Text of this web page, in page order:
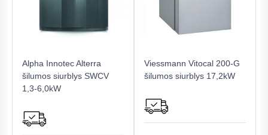
Alpha Innotec Alterra
šilumos siurblys SWCV
1,3-6,0kW
Viessmann Vitocal 200-G
šilumos siurblys 17,2kW